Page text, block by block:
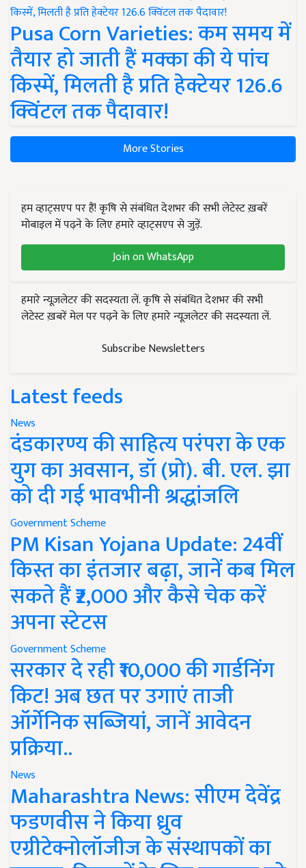
Pusa Corn Varieties: कम समय में
तैयार हो जाती हैं मक्का की ये पांच
किस्में, मिलती है प्रति हेक्टेयर 126.6
क्विंटल तक पैदावार!
More Stories
हम व्हाट्सएप पर हैं! कृषि से संबंधित देशभर की सभी लेटेस्ट ख़बरें
मोबाइल में पढ़ने के लिए हमारे व्हाट्सएप से जुड़ें.
Join on WhatsApp
हमारे न्यूज़लेटर की सदस्यता लें. कृषि से संबंधित देशभर की सभी
लेटेस्ट ख़बरें मेल पर पढ़ने के लिए हमारे न्यूज़लेटर की सदस्यता लें.
Subscribe Newsletters
Latest feeds
News
दंडकारण्य की साहित्य परंपरा के एक
युग का अवसान, डॉ (प्रो). बी. एल. झा
को दी गई भावभीनी श्रद्धांजलि
Government Scheme
PM Kisan Yojana Update: 24वीं
किस्त का इंतजार बढ़ा, जानें कब मिल
सकते हैं ₹2,000 और कैसे चेक करें
अपना स्टेटस
Government Scheme
सरकार दे रही ₹10,000 की गार्डनिंग
किट! अब छत पर उगाएं ताजी
ऑर्गेनिक सब्जियां, जानें आवेदन
प्रक्रिया..
News
Maharashtra News: सीएम देवेंद्र
फडणवीस ने किया ध्रुव
एग्रीटेक्नोलॉजीज के संस्थापकों का